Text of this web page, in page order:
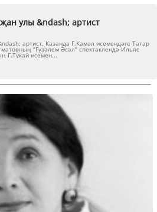
улы &ndash; артист
артист, Казанда Г.Камал исемендәге Татар
"Гүзәлем Әсәл" спектаклендә Ильяс
Г.Тукай исемен...